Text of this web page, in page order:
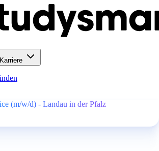
(m/w/d) - Landau in der Pfalz